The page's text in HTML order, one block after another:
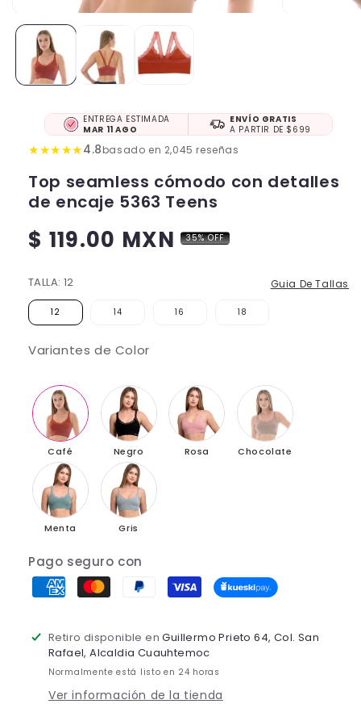
ENTREGA ESTIMADA
MAR 11 AGO
ENVÍO GRATIS
A PARTIR DE $699
★★★★★4.8basado en 2,045 reseñas
Top seamless cómodo con detalles
de encaje 5363 Teens
Precio
$ 119.00 MXN 35% OFF
TALLA: 12 Guia De Tallas
12 14 16 18
Variantes de Color
Café Negro Rosa Chocolate
Menta Gris
Pago seguro con
Retiro disponible enGuillermo Prieto 64, Col. San
Rafael, Alcaldia Cuauhtemoc
Normalmente está listo en 24 horas
Ver información de la tienda